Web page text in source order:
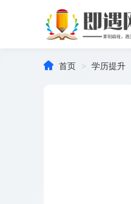
 首页 > 学历提升